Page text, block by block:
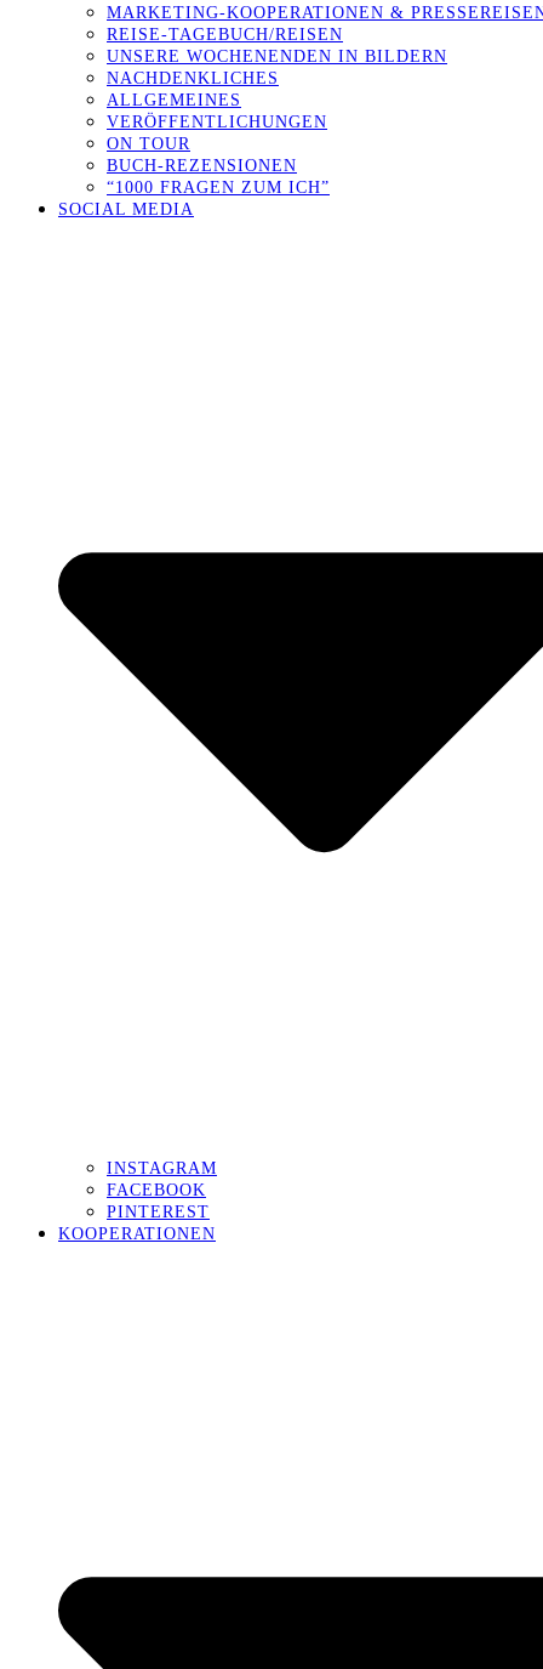
MARKETING-KOOPERATIONEN &
REISE-TAGEBUCH/REISEN
UNSERE WOCHENENDEN IN BILDERN
NACHDENKLICHES
ALLGEMEINES
VERÖFFENTLICHUNGEN
ON TOUR
BUCH-REZENSIONEN
“1000 FRAGEN ZUM ICH”
SOCIAL MEDIA
INSTAGRAM
FACEBOOK
PINTEREST
KOOPERATIONEN